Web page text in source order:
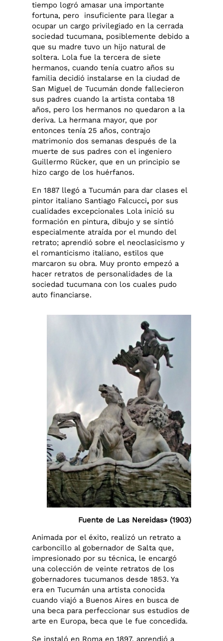
tiempo logró amasar una importante
fortuna, pero insuficiente para llegar a
ocupar un cargo privilegiado en la cerrada
sociedad tucumana, posiblemente debido a
que su madre tuvo un hijo natural de
soltera. Lola fue la tercera de siete
hermanos, cuando tenía cuatro años su
familia decidió instalarse en la ciudad de
San Miguel de Tucumán donde fallecieron
sus padres cuando la artista contaba 18
años, pero los hermanos no quedaron a la
deriva. La hermana mayor, que por
entonces tenía 25 años, contrajo
matrimonio dos semanas después de la
muerte de sus padres con el ingeniero
Guillermo Rücker, que en un principio se
hizo cargo de los huérfanos.
En 1887 llegó a Tucumán para dar clases el
pintor italiano Santiago Falcucci, por sus
cualidades excepcionales Lola inició su
formación en pintura, dibujo y se sintió
especialmente atraída por el mundo del
retrato; aprendió sobre el neoclasicismo y
el romanticismo italiano, estilos que
marcaron su obra. Muy pronto empezó a
hacer retratos de personalidades de la
sociedad tucumana con los cuales pudo
auto financiarse.
Fuente de Las Nereidas» (1903)
Animada por el éxito, realizó un retrato a
carboncillo al gobernador de Salta que,
impresionado por su técnica, le encargó
una colección de veinte retratos de los
gobernadores tucumanos desde 1853. Ya
era en Tucumán una artista conocida
cuando viajó a Buenos Aires en busca de
una beca para perfeccionar sus estudios de
arte en Europa, beca que le fue concedida.
Se instaló en Roma en 1897, aprendió a